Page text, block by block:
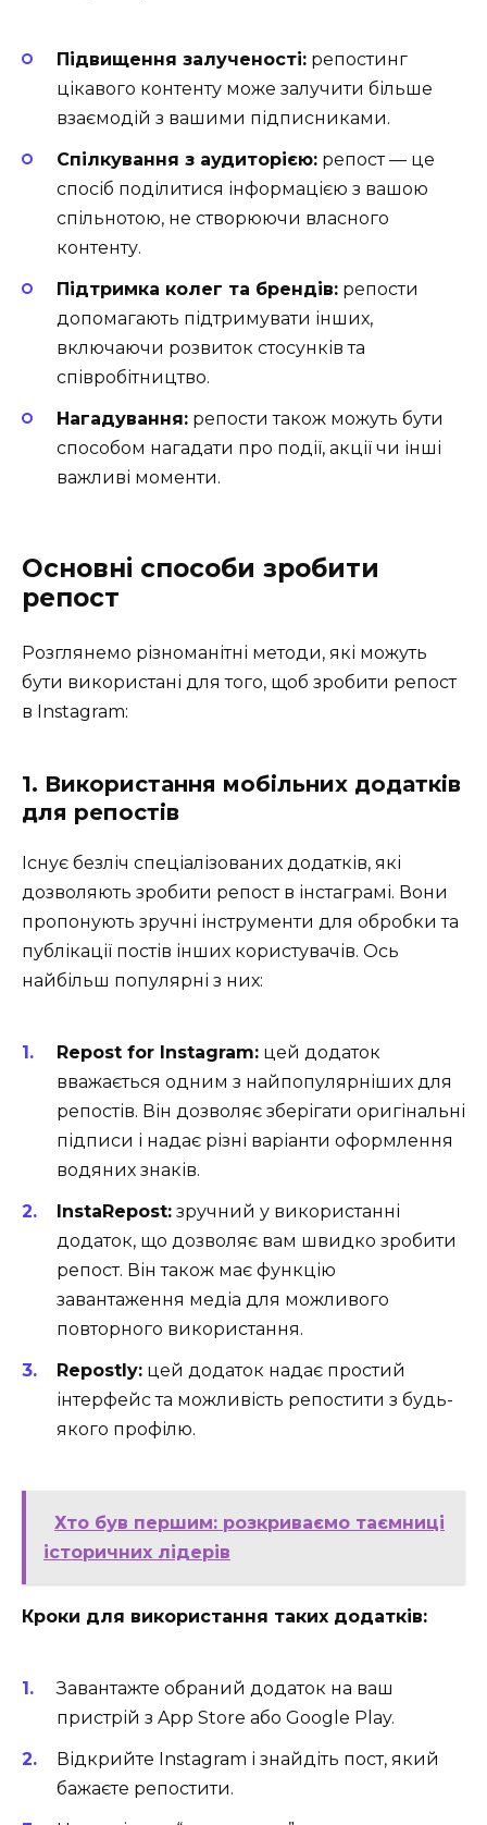
Підвищення залученості: репостинг
цікавого контенту може залучити більше
взаємодій з вашими підписниками.
Спілкування з аудиторією: репост — це
спосіб поділитися інформацією з вашою
спільнотою, не створюючи власного
контенту.
Підтримка колег та брендів: репости
допомагають підтримувати інших,
включаючи розвиток стосунків та
співробітництво.
Нагадування: репости також можуть бути
способом нагадати про події, акції чи інші
важливі моменти.
Основні способи зробити
репост
Розглянемо різноманітні методи, які можуть
бути використані для того, щоб зробити репост
в Instagram:
1. Використання мобільних додатків
для репостів
Існує безліч спеціалізованих додатків, які
дозволяють зробити репост в інстаграмі. Вони
пропонують зручні інструменти для обробки та
публікації постів інших користувачів. Ось
найбільш популярні з них:
Repost for Instagram: цей додаток
вважається одним з найпопулярніших для
репостів. Він дозволяє зберігати оригінальні
підписи і надає різні варіанти оформлення
водяних знаків.
InstaRepost: зручний у використанні
додаток, що дозволяє вам швидко зробити
репост. Він також має функцію
завантаження медіа для можливого
повторного використання.
Repostly: цей додаток надає простий
інтерфейс та можливість репостити з будь-
якого профілю.
Хто був першим: розкриваємо таємниці
історичних лідерів
Кроки для використання таких додатків:
Завантажте обраний додаток на ваш
пристрій з App Store або Google Play.
Відкрийте Instagram і знайдіть пост, який
бажаєте репостити.